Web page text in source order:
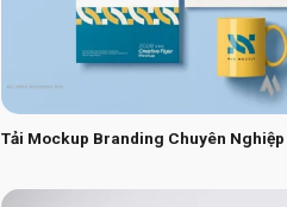
Tải Mockup Branding Chuyên Nghiệp